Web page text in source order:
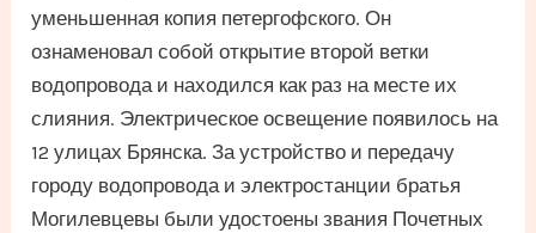
уменьшенная копия петергофского. Он
ознаменовал собой открытие второй ветки
водопровода и находился как раз на месте их
слияния. Электрическое освещение появилось на
12 улицах Брянска. За устройство и передачу
городу водопровода и электростанции братья
Могилевцевы были удостоены звания Почетных